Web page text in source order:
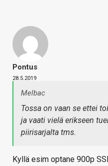
Pontus
28.5.2019
Melbac
Tossa on vaan se ettei
ja vaati vielä erikseen
piirisarjalta tms.
Kyllä esim optane 900p